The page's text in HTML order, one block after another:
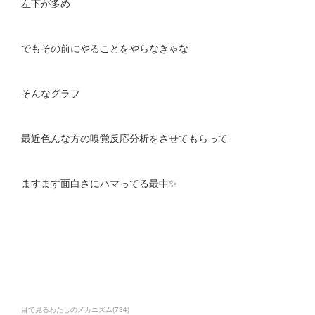
左下が多め
でもその前にやることをやらなきゃな
そんなグラフ
最近色んな方の嗅覚反応分析をさせてもらって
ますます面白さにハマってる最中✨
目で見るわたしのメカニズム(734)